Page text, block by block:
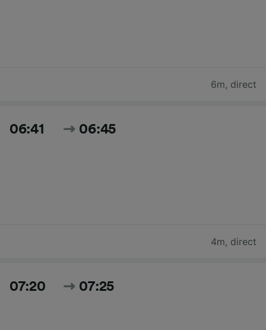
6m, direct
06:41 06:45
4m, direct
07:20 07:25